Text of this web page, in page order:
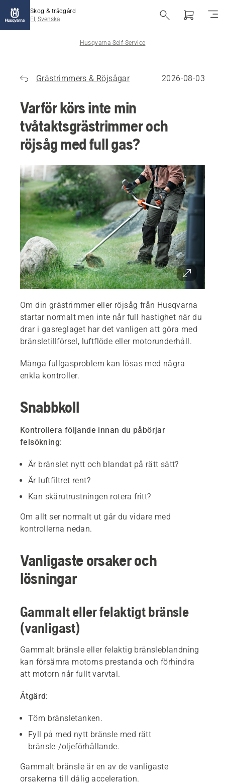
Skog & trädgård
FI, Svenska
Husqvarna Self-Service
Grästrimmers & Röjsågar 2026-08-03
Varför körs inte min
tvåtaktsgrästrimmer och
röjsåg med full gas?
Om din grästrimmer eller röjsåg från Husqvarna
startar normalt men inte når full hastighet när du
drar i gasreglaget har det vanligen att göra med
bränsletillförsel, luftflöde eller motorunderhåll.
Många fullgasproblem kan lösas med några
enkla kontroller.
Snabbkoll
Kontrollera följande innan du påbörjar
felsökning:
Är bränslet nytt och blandat på rätt sätt?
Är luftfiltret rent?
Kan skärutrustningen rotera fritt?
Om allt ser normalt ut går du vidare med
kontrollerna nedan.
Vanligaste orsaker och
lösningar
Gammalt eller felaktigt bränsle
(vanligast)
Gammalt bränsle eller felaktig bränsleblandning
kan försämra motorns prestanda och förhindra
att motorn når fullt varvtal.
Åtgärd:
Töm bränsletanken.
Fyll på med nytt bränsle med rätt
bränsle-/oljeförhållande.
Gammalt bränsle är en av de vanligaste
orsakerna till dålig acceleration.